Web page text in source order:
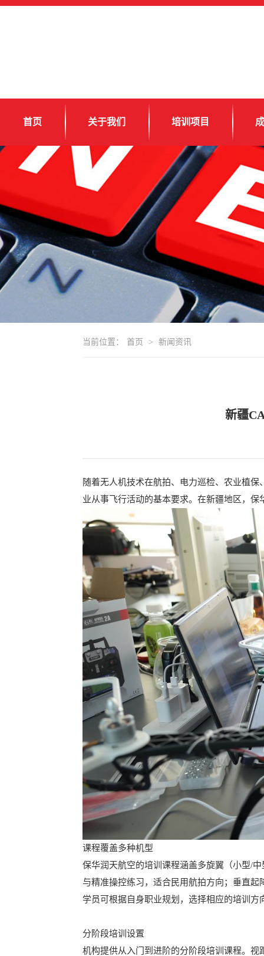
首页 关于我们 培训项目
当前位置： 首页 > 新闻资讯
新疆
随着无人机技术在航拍、电力巡检、农业植
业从事飞行活动的基本要求。在新疆地区，
课程覆盖多种机型
保华润天航空的培训课程涵盖多旋翼（小型/
与精准操控练习，适合民用航拍方向；垂直
学员可根据自身职业规划，选择相应的培训方
分阶段培训设置
机构提供从入门到进阶的分阶段培训课程。